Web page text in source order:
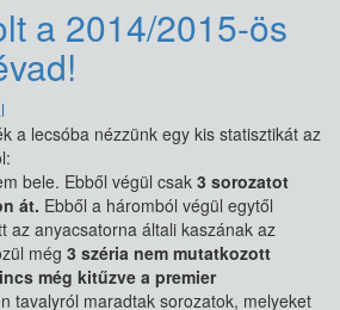
a 2014/2015-ös
a lecsóba nézzünk egy kis statisztikát az
bele. Ebből végül csak 3 sorozatot
át. Ebből a háromból végül egytől
az anyacsatorna általi kaszának az
még 3 széria nem mutatkozott
még kitűzve a premier
tavalyról maradtak sorozatok, melyeket